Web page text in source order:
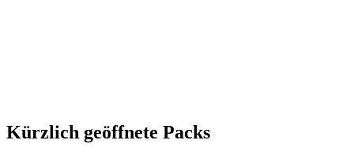
Kürzlich geöffnete Packs